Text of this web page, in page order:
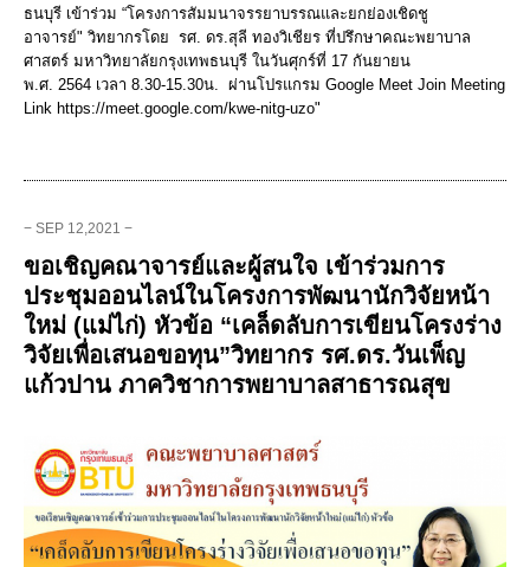
ธนบุรี เข้าร่วม “โครงการสัมมนาจรรยาบรรณและยกย่องเชิดชู
อาจารย์" วิทยากรโดย รศ. ดร.สุลี ทองวิเชียร ที่ปรึกษาคณะพยาบาล
ศาสตร์ มหาวิทยาลัยกรุงเทพธนบุรี ในวันศุกร์ที่ 17 กันยายน
พ.ศ. 2564 เวลา 8.30-15.30น. ผ่านโปรแกรม Google Meet Join Meeting
Link https://meet.google.com/kwe-nitg-uzo"
− SEP 12,2021 −
ขอเชิญคณาจารย์และผู้สนใจ เข้าร่วมการ
ประชุมออนไลน์ในโครงการพัฒนานักวิจัยหน้า
ใหม่ (แม่ไก่) หัวข้อ “เคล็ดลับการเขียนโครงร่าง
วิจัยเพื่อเสนอขอทุน”วิทยากร รศ.ดร.วันเพ็ญ
แก้วปาน ภาควิชาการพยาบาลสาธารณสุข